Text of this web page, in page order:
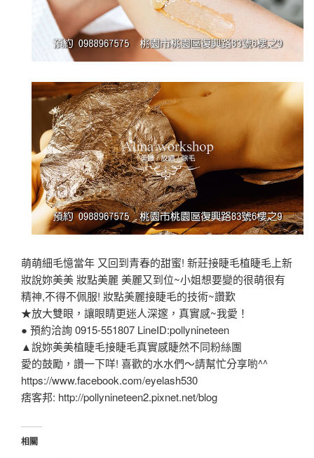
萌萌細毛憶當年 又回到青春的甜蜜! 新莊接睫毛植睫毛上新
妝說妳美美 妝點美麗 美麗又到位~小姐想要變的很萌很有
精神,不得不佩服! 妝點美麗接睫毛的技術~讚歎
★放大雙眼，讓眼睛更迷人深邃，真實感~我愛！
● 預約洽詢 0915-551807 LineID:pollynineteen
▲說妳美美植睫毛接睫毛真實感睫然不同粉絲團
愛的鼓勵，讚一下咩! 喜歡的水水們～請幫忙分享喲^^
https://www.facebook.com/eyelash530
痞客邦: http://pollynineteen2.pixnet.net/blog
相關